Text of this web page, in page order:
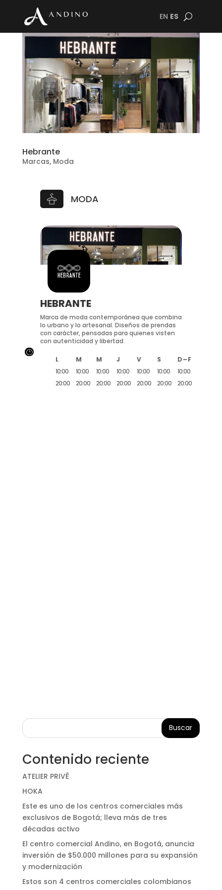
EN ES
Hebrante
Marcas, Moda
MODA
HEBRANTE
Marca de moda contemporánea que combina
lo urbano y lo artesanal. Diseños de prendas
con carácter, pensadas para quienes visten
con autenticidad y libertad.
L M M J V S
D – F
10:00
20:00
10:00
20:00
10:00
20:00
10:00
20:00
10:00
20:00
10:00
20:00
10:00
20:00
}
Buscar
Contenido reciente
ATELIER PRIVÊ
HOKA
Este es uno de los centros comerciales más
exclusivos de Bogotá; lleva más de tres
décadas activo
El centro comercial Andino, en Bogotá, anuncia
inversión de $50.000 millones para su expansión
y modernización
Estos son 4 centros comerciales colombianos